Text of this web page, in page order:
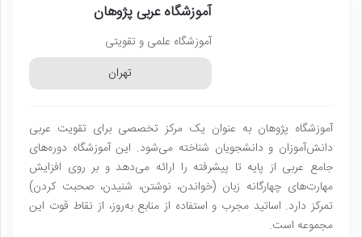
آموزشگاه عربی پژوهان
آموزشگاه علمی و تقویتی
تهران
آموزشگاه پژوهان به عنوان یک مرکز تخصصی برای تقویت عربی
دانش‌آموزان و دانشجویان شناخته می‌شود. این آموزشگاه دوره‌های
جامع عربی از پایه تا پیشرفته را ارائه می‌دهد و بر روی افزایش
مهارت‌های چهارگانه زبان (خواندن، نوشتن، شنیدن، صحبت کردن)
تمرکز دارد. اساتید مجرب و استفاده از منابع به‌روز، از نقاط قوت این
مجموعه است.